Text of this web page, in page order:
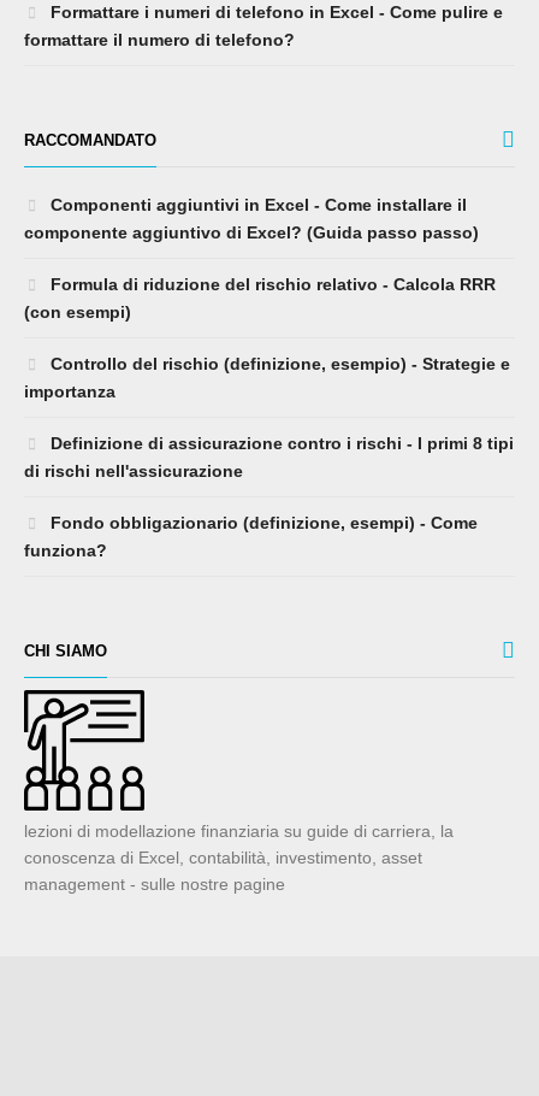
Formattare i numeri di telefono in Excel - Come pulire e
formattare il numero di telefono?
RACCOMANDATO
Componenti aggiuntivi in ​​Excel - Come installare il
componente aggiuntivo di Excel? (Guida passo passo)
Formula di riduzione del rischio relativo - Calcola RRR
(con esempi)
Controllo del rischio (definizione, esempio) - Strategie e
importanza
Definizione di assicurazione contro i rischi - I primi 8 tipi
di rischi nell'assicurazione
Fondo obbligazionario (definizione, esempi) - Come
funziona?
CHI SIAMO
lezioni di modellazione finanziaria su guide di carriera, la
conoscenza di Excel, contabilità, investimento, asset
management - sulle nostre pagine